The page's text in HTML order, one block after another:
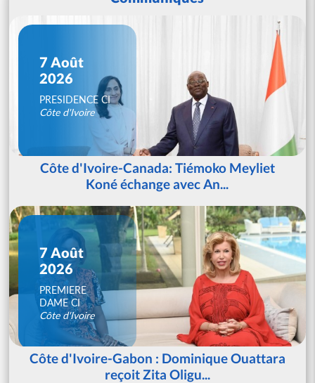
7 Août
2026
PRESIDENCE CI
Côte d'Ivoire
Côte d'Ivoire-Canada: Tiémoko Meyliet
Koné échange avec An...
7 Août
2026
PREMIERE
DAME CI
Côte d'Ivoire
Côte d'Ivoire-Gabon : Dominique Ouattara
reçoit Zita Oligu...